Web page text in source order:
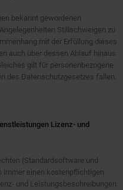
bekannt gewordenen
Stillschweigen zu
mit der Erfüllung dieses
auch über dessen Ablauf hinaus
gilt für personenbezogene
des Datenschutzgesetzes fallen.
Lizenz- und
(Standardsoftware und
einen kostenpflichtigen
und Leistungsbeschreibungen